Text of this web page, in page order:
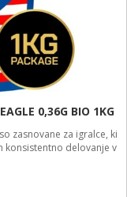
0,36G BIO 1KG
zasnovane za igralce, ki
konsistentno delovanje v